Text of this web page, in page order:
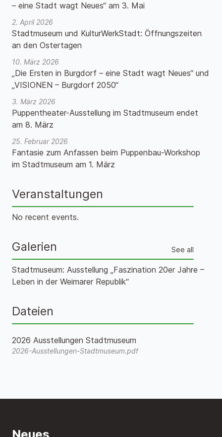
– eine Stadt wagt Neues“ am 3. Mai
2. April 2026
Stadtmuseum und KulturWerkStadt: Öffnungszeiten
an den Ostertagen
10. März 2026
„Die Ersten in Burgdorf – eine Stadt wagt Neues“ und
„VISIONEN – Burgdorf 2050“
3. März 2026
Puppentheater-Ausstellung im Stadtmuseum endet
am 8. März
25. Februar 2026
Fantasie zum Anfassen beim Puppenbau-Workshop
im Stadtmuseum am 1. März
Veranstaltungen
No recent events.
Galerien See all
Stadtmuseum: Ausstellung „Faszination 20er Jahre –
Leben in der Weimarer Republik“
Dateien
2026 Ausstellungen Stadtmuseum
2026-Ausstellungen-Stadtmuseum.pdf